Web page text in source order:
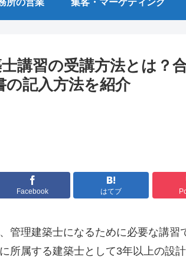
所の営業 集客・マーケティング
講習の受講方法とは？
の記入方法を紹介
Facebook はてブ
管理建築士になるために必要な講
所属する建築士として3年以上の設